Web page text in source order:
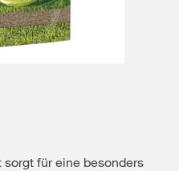
für eine besonders